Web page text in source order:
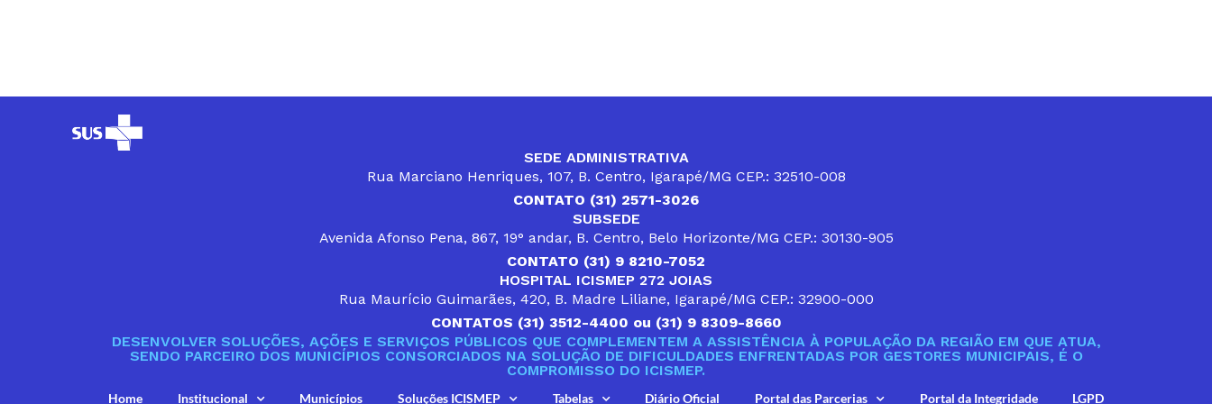
SEDE ADMINISTRATIVA
Rua Marciano Henriques, 107, B. Centro, Igarapé/MG CEP.: 32510-008
CONTATO (31) 2571-3026
SUBSEDE
Avenida Afonso Pena, 867, 19° andar, B. Centro, Belo Horizonte/MG CEP.: 30130-905
CONTATO (31) 9 8210-7052
HOSPITAL ICISMEP 272 JOIAS
Rua Maurício Guimarães, 420, B. Madre Liliane, Igarapé/MG CEP.: 32900-000
CONTATOS (31) 3512-4400 ou (31) 9 8309-8660
DESENVOLVER SOLUÇÕES, AÇÕES E SERVIÇOS PÚBLICOS QUE COMPLEMENTEM A ASSISTÊNCIA À POPULAÇÃO DA REGIÃO EM QUE ATUA,
SENDO PARCEIRO DOS MUNICÍPIOS CONSORCIADOS NA SOLUÇÃO DE DIFICULDADES ENFRENTADAS POR GESTORES MUNICIPAIS, É O
COMPROMISSO DO ICISMEP.
Home Institucional Municípios Soluções ICISMEP Tabelas Diário Oficial Portal das Parcerias Portal da Integridade LGPD